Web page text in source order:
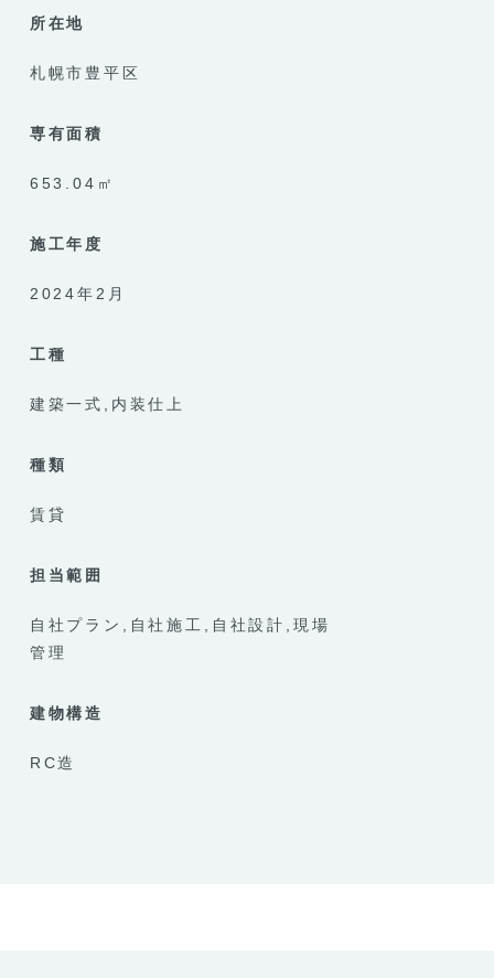
所在地
札幌市豊平区
専有面積
653.04㎡
施工年度
2024年2月
工種
建築一式 内装仕上
種類
賃貸
担当範囲
自社プラン 自社施工 自社設計
現場
管理
建物構造
RC造